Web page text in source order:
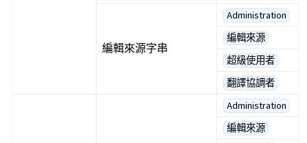
編輯來源字串
Administration
編輯來源
超級使用者
翻譯協調者
Administration
編輯來源